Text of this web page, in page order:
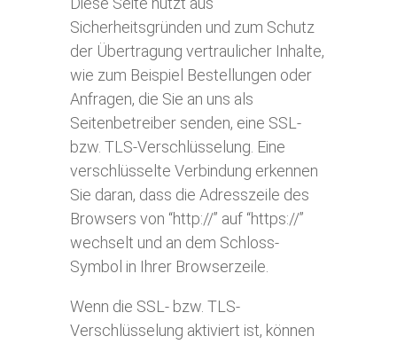
Sicherheitsgründen und zum Schutz
der Übertragung vertraulicher Inhalte,
wie zum Beispiel Bestellungen oder
Anfragen, die Sie an uns als
Seitenbetreiber senden, eine SSL-
bzw. TLS-Verschlüsselung. Eine
verschlüsselte Verbindung erkennen
Sie daran, dass die Adresszeile des
Browsers von “http://” auf “https://”
wechselt und an dem Schloss-
Symbol in Ihrer Browserzeile.
Wenn die SSL- bzw. TLS-
Verschlüsselung aktiviert ist, können